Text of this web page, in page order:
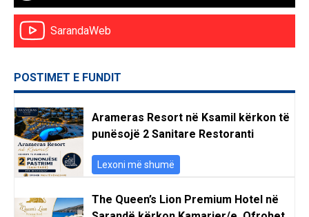
SarandaWeb
POSTIMET E FUNDIT
Arameras Resort në Ksamil kërkon të
punësojë 2 Sanitare Restoranti
Lexoni më shumë
The Queen’s Lion Premium Hotel në